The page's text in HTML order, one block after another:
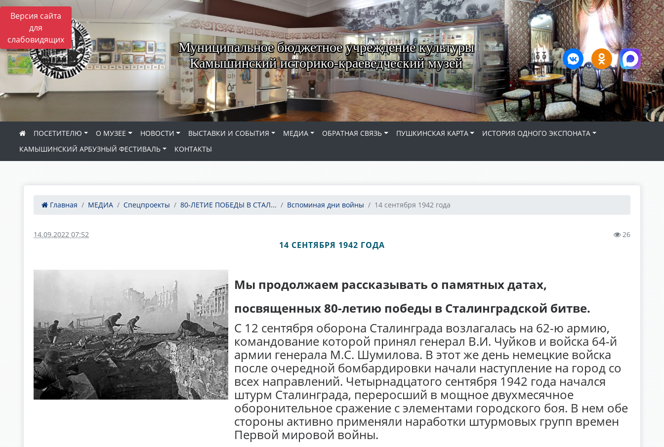
Версия сайта
для
слабовидящих
Муниципальное бюджетное учреждение культуры
Камышинский историко-краеведческий музей
ПОСЕТИТЕЛЮ О МУЗЕЕ НОВОСТИ ВЫСТАВКИ И СОБЫТИЯ МЕДИА ОБРАТНАЯ СВЯЗЬ ПУШКИНСКАЯ КАРТА
ИСТОРИЯ ОДНОГО ЭКСПОНАТА
КАМЫШИНСКИЙ АРБУЗНЫЙ ФЕСТИВАЛЬ
КОНТАКТЫ
Главная МЕДИА Спецпроекты 80-ЛЕТИЕ ПОБЕДЫ В СТАЛ... Вспоминая дни войны 14 сентября 1942 года
14.09.2022 07:52 26
14 СЕНТЯБРЯ 1942 ГОДА
Мы продолжаем рассказывать о памятных датах,
посвященных 80-летию победы в Сталинградской битве.
С 12 сентября оборона Сталинграда возлагалась на 62-ю армию,
командование которой принял генерал В.И. Чуйков и войска 64-й
армии генерала М.С. Шумилова. В этот же день немецкие войска
после очередной бомбардировки начали наступление на город со
всех направлений. Четырнадцатого сентября 1942 года начался
штурм Сталинграда, переросший в мощное двухмесячное
оборонительное сражение с элементами городского боя. В нем обе
стороны активно применяли наработки штурмовых групп времен
Первой мировой войны.